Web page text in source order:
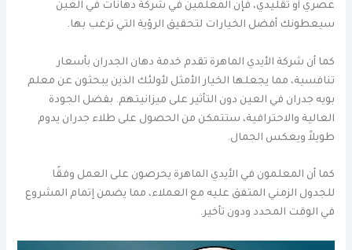
عصري أو تقليدي، فإن المعلمين في شركة دهانات في العين
سيعطونك أفضل الخيارات لتحقيق الرؤية التي ترغب بها.
كما أن شركة الأيدي الماهرة تقدم خدمة دهان الجدران بأسعار
تنافسية، مما يجعلها الخيار الأمثل لأولئك الذين يبحثون عن معلم
بويه جدران في العين دون التأثير على ميزانيتهم. بفضل الجودة
العالية والاحترافية، ستتمكن من الحصول على طلاء جدران يدوم
طويلاً ويعكس الجمال.
كما أن المعلمون في الأيدي الماهرة يحرصون على العمل وفقًا
للجدول الزمني المتفق عليه مع العملاء، مما يضمن إتمام المشروع
في الوقت المحدد ودون تأخير.